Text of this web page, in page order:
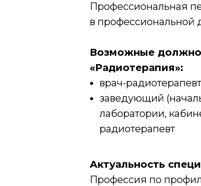
Профессиональная
в профессиональной
Возможные
«Радиотерапия»:
врач-
заведующий
лаборатории,
радиотерапевт
Актуальность
Профессия по